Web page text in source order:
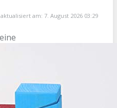
am: 7. August 2026 03:29